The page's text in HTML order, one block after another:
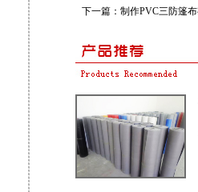
下一篇： 制作PVC三防篷